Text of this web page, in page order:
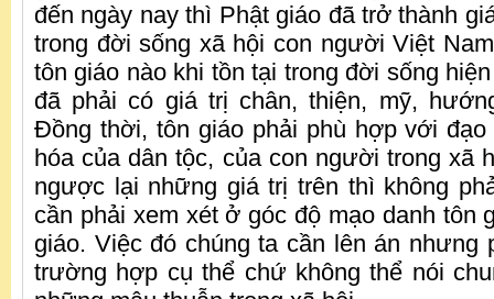
đến ngày nay thì Phật giáo đã trở thành
trong đời sống xã hội con người Việt
tôn giáo nào khi tồn tại trong đời sống
đã phải có giá trị chân, thiện, mỹ,
Đồng thời, tôn giáo phải phù hợp với
hóa của dân tộc, của con người trong xã
ngược lại những giá trị trên thì không
cần phải xem xét ở góc độ mạo danh tôn
giáo. Việc đó chúng ta cần lên án nhưng
trường hợp cụ thể chứ không thể nói